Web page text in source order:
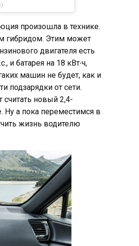
произошла в технике.
гибридом. Этим может
двигателя есть
и батарея на 18 кВт∙ч,
машин не будет, как и
подзарядки от сети.
новый 2,4-
а пока переместимся в
жизнь водителю